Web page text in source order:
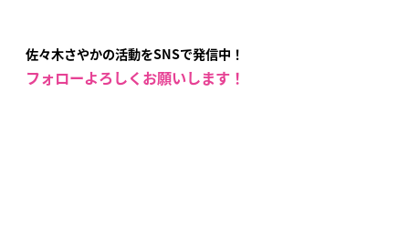
佐々木さやかの活動をSNSで発信中！
フォローよろしくお願いします！